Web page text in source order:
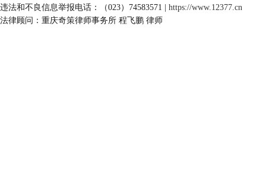
违法和不良信息举报电话：（023）74583571 | https://www.12377.cn
法律顾问：重庆奇策律师事务所 程飞鹏 律师